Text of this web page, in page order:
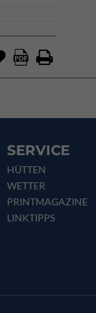
SERVICE
HÜTTEN
WETTER
PRINTMAGAZINE
LINKTIPPS